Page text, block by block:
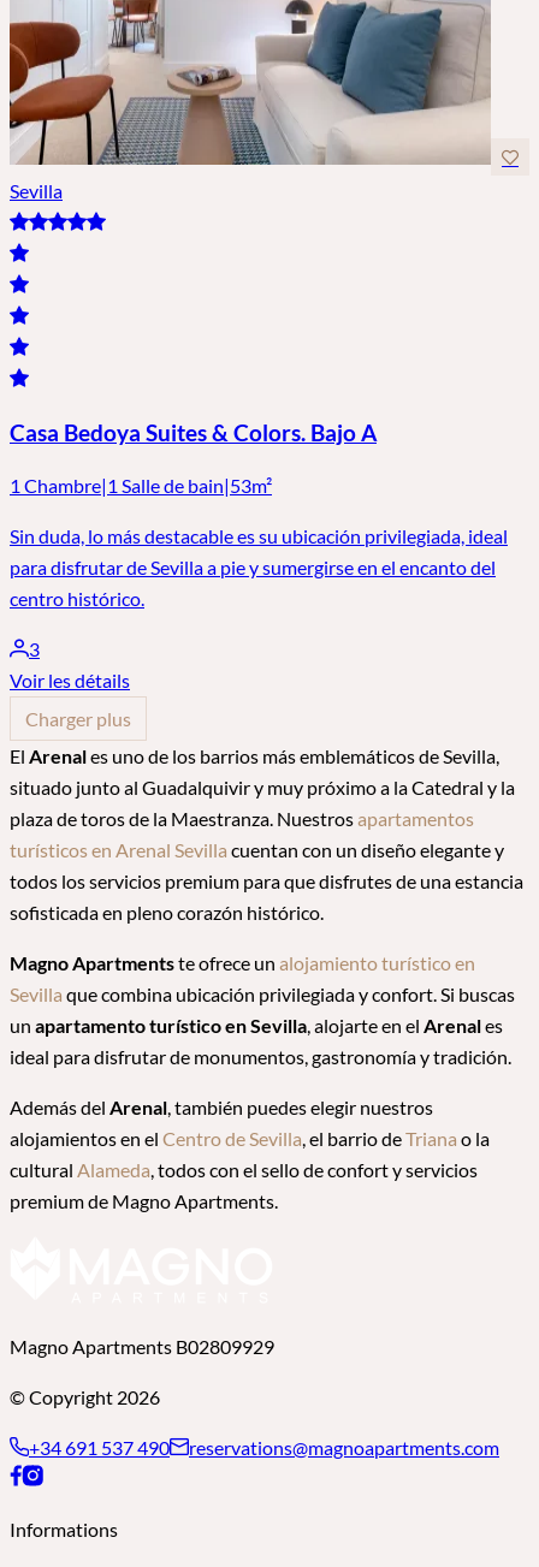
Sevilla
Casa Bedoya Suites & Colors. Bajo A
1 Chambre|1 Salle de bain|53m²
Sin duda, lo más destacable es su ubicación privilegiada, ideal
para disfrutar de Sevilla a pie y sumergirse en el encanto del
centro histórico.
3
Voir les détails
Charger plus
El Arenales uno de los barrios más emblemáticos de Sevilla,
situado junto al Guadalquivir y muy próximo a la Catedral y la
plaza de toros de la Maestranza. Nuestrosapartamentos
turísticos en Arenal Sevilla cuentan con un diseño elegante y
todos los servicios premium para que disfrutes de una estancia
sofisticada en pleno corazón histórico.
Magno Apartmentste ofrece un alojamiento turístico en
Sevilla que combina ubicación privilegiada y confort. Si buscas
un apartamento turístico en Sevilla, alojarte en el Arenales
ideal para disfrutar de monumentos, gastronomía y tradición.
Además del Arenal, también puedes elegir nuestros
alojamientos en el Centro de Sevilla, el barrio deTriana o la
cultural Alameda, todos con el sello de confort y servicios
premium de Magno Apartments.
Magno Apartments B02809929
© Copyright 2026
+34 691 537 490 reservations@magnoapartments.com
Informations